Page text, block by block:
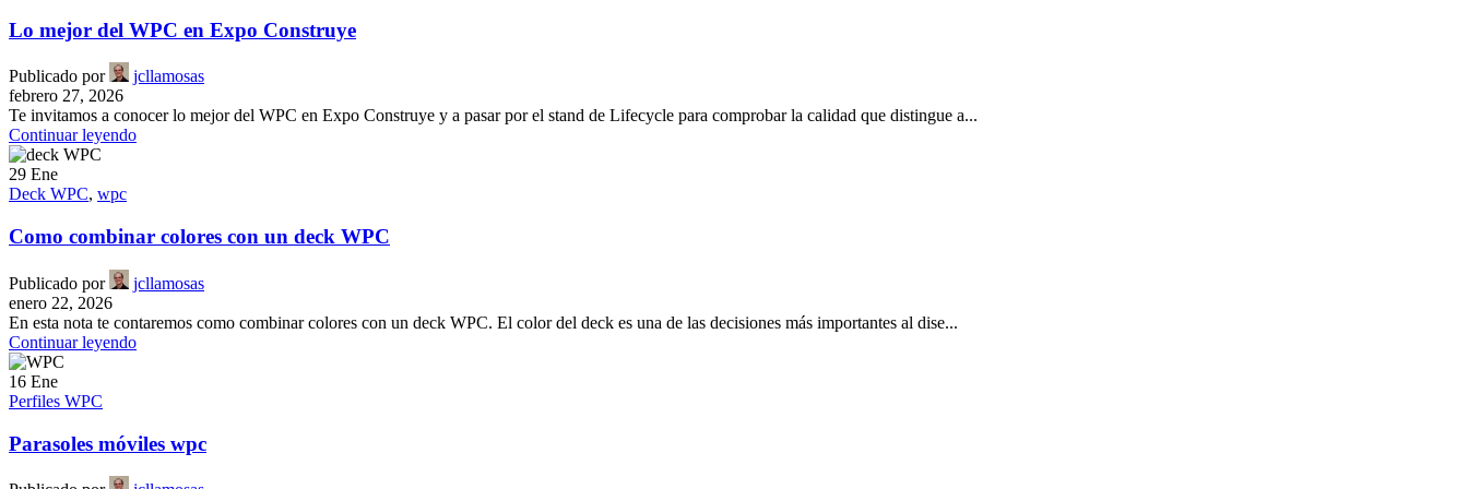
Lo mejor del WPC en Expo Construye
Publicado por
jcllamosas
febrero 27, 2026
Te invitamos a conocer lo mejor del WPC en Expo Construye y a pasar por el stand de Lifecycle para comprobar la calidad que distingue a...
Continuar leyendo
29 Ene
Deck WPC, wpc
Como combinar colores con un deck WPC
Publicado por
jcllamosas
enero 22, 2026
En esta nota te contaremos como combinar colores con un deck WPC. El color del deck es una de las decisiones más importantes al dise...
Continuar leyendo
16 Ene
Perfiles WPC
Parasoles móviles wpc